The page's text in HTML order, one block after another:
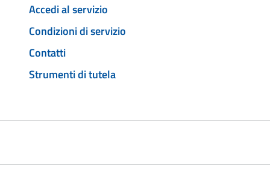
Accedi al servizio
Condizioni di servizio
Contatti
Strumenti di tutela